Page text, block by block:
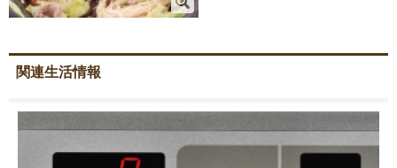
関連生活情報